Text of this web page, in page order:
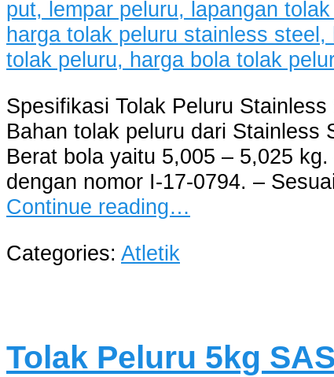
Spesifikasi Tolak Peluru
Bahan tolak peluru dari Stainless
Berat bola yaitu 5,005 – 5,025
dengan nomor I-17-0794. –
Continue reading…
Categories: Atletik
Tolak Peluru 5kg